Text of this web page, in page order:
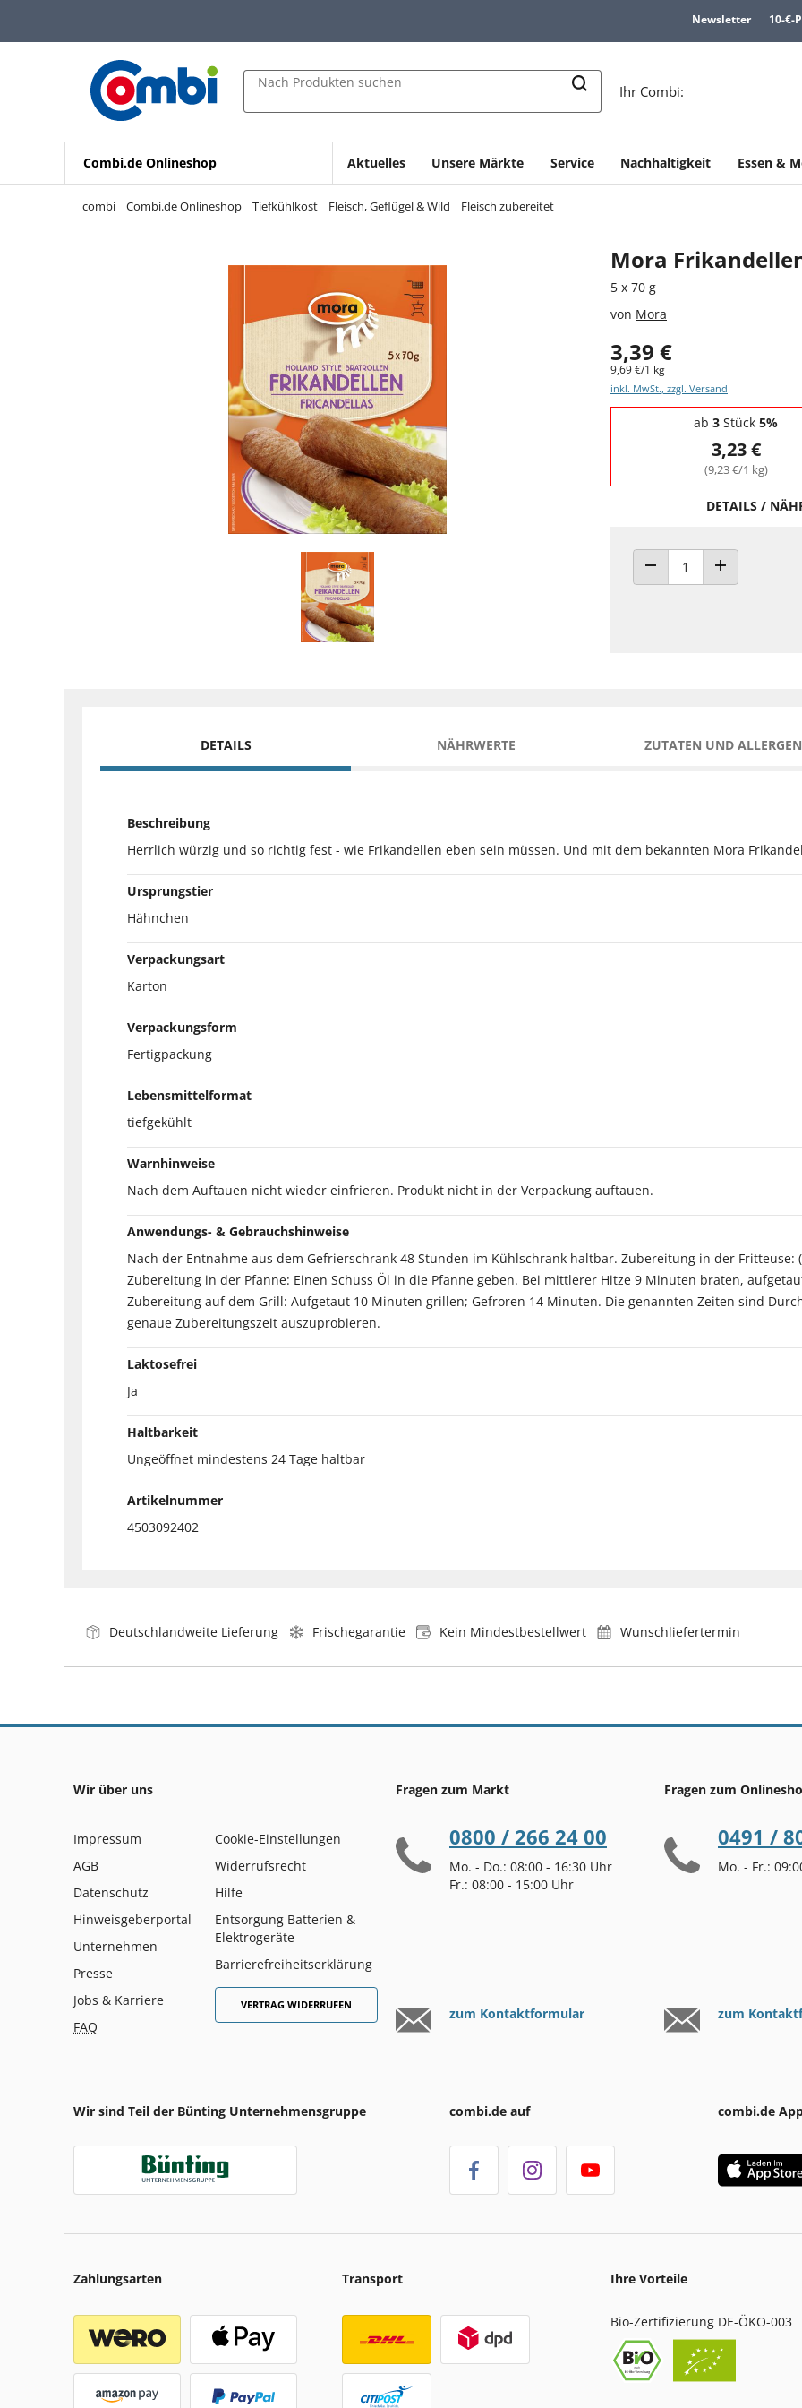
Zur Navigation springen
Zur Suche springen
Newsletter 10-€-
Nach Produkten suchen
Ihr Combi:
Combi.de Onlineshop Aktuelles Unsere Märkte Service Nachhaltigkeit Essen &
combi Combi.de Onlineshop Tiefkühlkost Fleisch, Geflügel & Wild Fleisch zubereitet
Mora
5 x 70 g
von Mora
3,39 €
9,69 €/1 kg
inkl. MwSt., zzgl. Versand
Staffelpreise - Mengenrabatt
ab 3 Stück 5%
3,23 €
(9,23 €/1 kg)
DETAILS /
ANZAHL VERRINGERNANZAHL ERHÖHEN
DETAILS NÄHRWERTE ZUTATEN UND
Beschreibung
Herrlich würzig und so richtig fest - wie Frikandellen eben sein müssen. Und mit dem bekannten Mora
Ursprungstier
Hähnchen
Verpackungsart
Karton
Verpackungsform
Fertigpackung
Lebensmittelformat
tiefgekühlt
Warnhinweise
Nach dem Auftauen nicht wieder einfrieren. Produkt nicht in der Verpackung auftauen.
Anwendungs- & Gebrauchshinweise
Nach der Entnahme aus dem Gefrierschrank 48 Stunden im Kühlschrank haltbar. Zubereitung in der Fritteuse:
Zubereitung in der Pfanne: Einen Schuss Öl in die Pfanne geben. Bei mittlerer Hitze 9 Minuten braten,
Zubereitung auf dem Grill: Aufgetaut 10 Minuten grillen; Gefroren 14 Minuten. Die genannten Zeiten sind
genaue Zubereitungszeit auszuprobieren.
Laktosefrei
Ja
Haltbarkeit
Ungeöffnet mindestens 24 Tage haltbar
Artikelnummer
4503092402
Deutschlandweite Lieferung Frischegarantie Kein Mindestbestellwert Wunschliefertermin
Wir über uns
Impressum
AGB
Datenschutz
Hinweisgeberportal
Unternehmen
Presse
Jobs & Karriere
FAQ
Cookie-Einstellungen
Widerrufsrecht
Hilfe
Entsorgung Batterien &
Elektrogeräte
Barrierefreiheitserklärung
VERTRAG WIDERRUFEN
Fragen zum Markt
0800 / 266 24 00
Mo. - Do.: 08:00 - 16:30 Uhr
Fr.: 08:00 - 15:00 Uhr
zum Kontaktformular
Fragen zum
0491 /
Mo. - Fr.:
zum
Wir sind Teil der Bünting Unternehmensgruppe combi.de auf combi.de
Zahlungsarten Transport Ihre Vorteile
Bio-Zertifizierung DE-ÖKO-003